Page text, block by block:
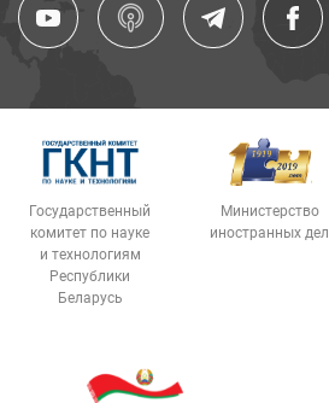
Государственный
комитет по науке
и технологиям
Республики
Беларусь
Министерство
иностранных дел